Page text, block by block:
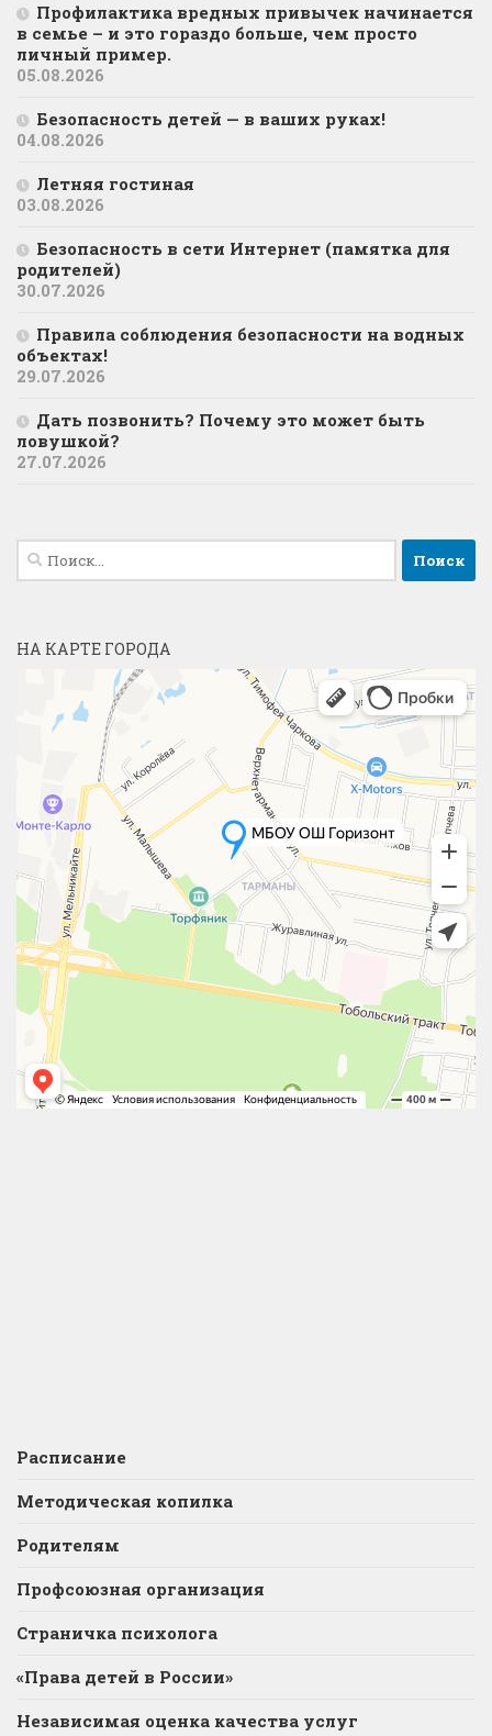
Профилактика вредных привычек начинается
в семье – и это гораздо больше, чем просто
личный пример.
05.08.2026
Безопасность детей — в ваших руках!
04.08.2026
Летняя гостиная
03.08.2026
Безопасность в сети Интернет (памятка для
родителей)
30.07.2026
Правила соблюдения безопасности на водных
объектах!
29.07.2026
Дать позвонить? Почему это может быть
ловушкой?
27.07.2026
Найти:
НА КАРТЕ ГОРОДА
Расписание
Методическая копилка
Родителям
Профсоюзная организация
Страничка психолога
«Права детей в России»
Независимая оценка качества услуг